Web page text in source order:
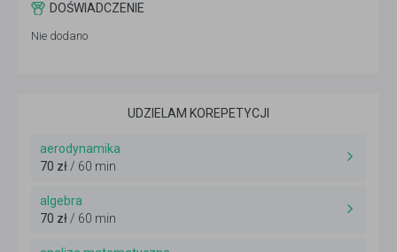
DOŚWIADCZENIE
Nie dodano
UDZIELAM KOREPETYCJI
aerodynamika
70 zł / 60 min
algebra
70 zł / 60 min